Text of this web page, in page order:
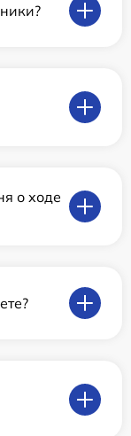
о ходе